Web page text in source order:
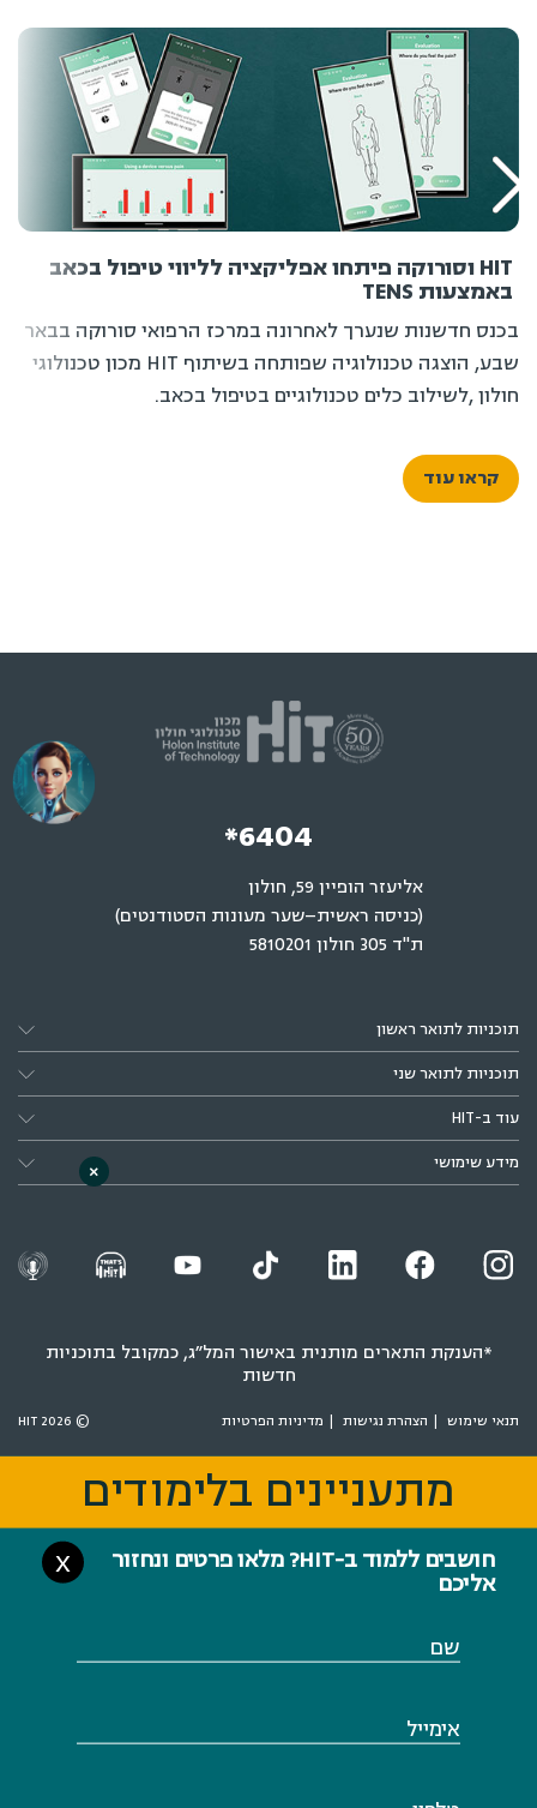
HIT וסורוקה פיתחו אפליקציה לליווי טיפול בכאב
באמצעות TENS
בכנס חדשנות שנערך לאחרונה במרכז הרפואי סורוקה בבאר
שבע, הוצגה טכנולוגיה שפותחה בשיתוף HIT מכון טכנולוגי
חולון ,לשילוב כלים טכנולוגיים בטיפול בכאב.
קראו עוד
*6404
אליעזר הופיין 59, חולון
(כניסה ראשית–שער מעונות הסטודנטים)
ת"ד 305 חולון 5810201
תוכניות לתואר ראשון
תוכניות לתואר שני
עוד ב-HIT
מידע שימושי
*הענקת התארים מותנית באישור המל״ג, כמקובל בתוכניות
חדשות
תנאי שימוש הצהרת נגישות מדיניות הפרטיות © 2026 HIT
מתעניינים בלימודים
חושבים ללמוד ב-HIT? מלאו פרטים ונחזור
אליכם
X
שם
אימייל
מתעניינים בלימודים
×